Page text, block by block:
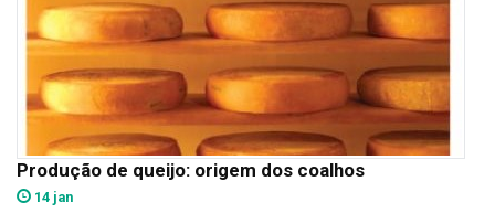
Produção de queijo: origem dos coalhos
14 jan